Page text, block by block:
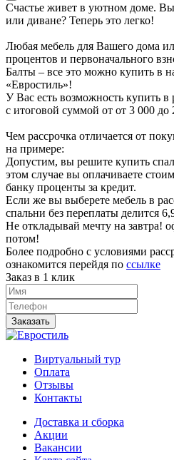
Счастье живет в уютном доме.
или диване? Теперь это легко!
Любая мебель для Вашего дома
процентов и первоначального
Балты – все это можно купить в
«Евростиль»!
У Вас есть возможность купить в
с итоговой суммой от от 3 000 до
Чем рассрочка отличается от
на примере:
Допустим, вы решите купить
этом случае вы оплачиваете
банку проценты за кредит.
Если же вы выберете мебель в
спальни без переплаты делится
Не откладывай мечту на завтра!
потом!
Более подробно с условиями
ознакомится перейдя по ссылке
Заказ в 1 клик
Заказать
Виртуальный тур
Оплата
Отзывы
Контакты
Доставка и сборка
Акции
Вакансии